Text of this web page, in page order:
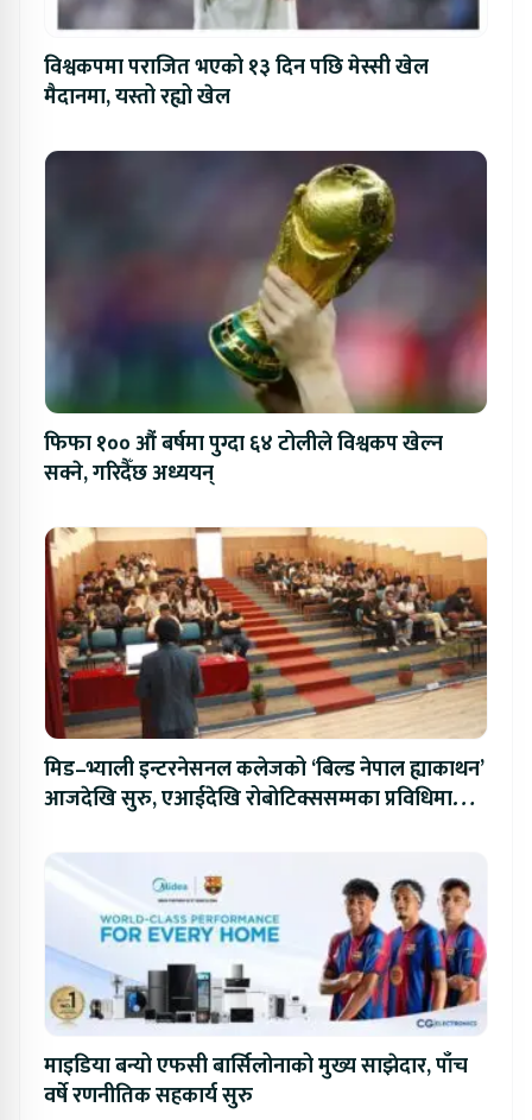
विश्वकपमा पराजित भएको १३ दिन पछि मेस्सी खेल
मैदानमा, यस्तो रह्यो खेल
फिफा १०० औं बर्षमा पुग्दा ६४ टोलीले विश्वकप खेल्न
सक्ने, गरिदैँछ अध्ययन्
मिड–भ्याली इन्टरनेसनल कलेजको ‘बिल्ड नेपाल ह्याकाथन’
आजदेखि सुरु, एआईदेखि रोबोटिक्ससम्मका प्रविधिमा
माइडिया बन्यो एफसी बार्सिलोनाको मुख्य साझेदार, पाँच
वर्षे रणनीतिक सहकार्य सुरु